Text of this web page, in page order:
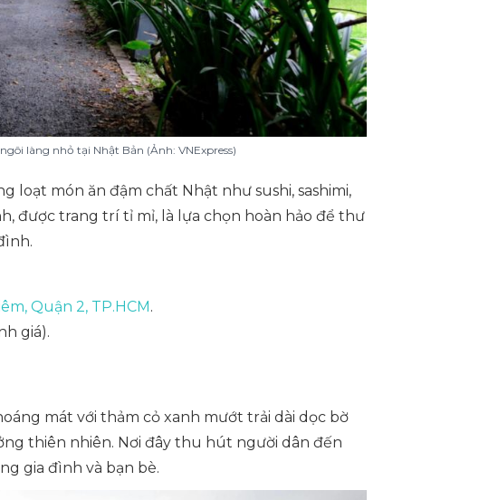
làng nhỏ tại Nhật Bản (Ảnh: VNExpress)
loạt món ăn đậm chất Nhật như sushi, sashimi,
được trang trí tỉ mỉ, là lựa chọn hoàn hảo để thư
Quận 2, TP.HCM.
giá).
mát với thảm cỏ xanh mướt trải dài dọc bờ
thiên nhiên. Nơi đây thu hút người dân đến
gia đình và bạn bè.